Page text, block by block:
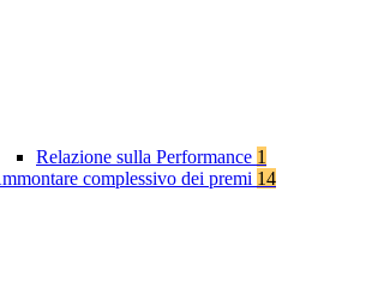
Relazione sulla Performance 1
complessivo dei premi 14